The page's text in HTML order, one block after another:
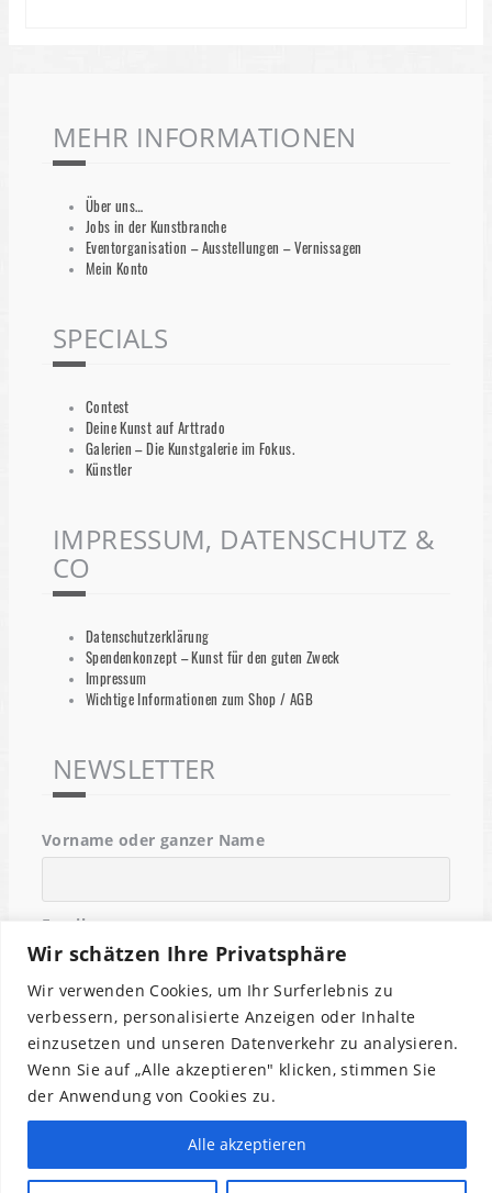
Wir schätzen Ihre Privatsphäre
Wir verwenden Cookies, um Ihr Surferlebnis zu
verbessern, personalisierte Anzeigen oder Inhalte
einzusetzen und unseren Datenverkehr zu analysieren.
Wenn Sie auf „Alle akzeptieren" klicken, stimmen Sie
der Anwendung von Cookies zu.
Alle akzeptieren
MEHR INFORMATIONEN
Über uns…
Jobs in der Kunstbranche
Eventorganisation – Ausstellungen – Vernissagen
Mein Konto
SPECIALS
Contest
Deine Kunst auf Arttrado
Galerien – Die Kunstgalerie im Fokus.
Künstler
IMPRESSUM, DATENSCHUTZ &
CO
Datenschutzerklärung
Spendenkonzept – Kunst für den guten Zweck
Impressum
Wichtige Informationen zum Shop / AGB
NEWSLETTER
Vorname oder ganzer Name
Email
Indem Du fortfährst, akzeptierst Du unsere
Datenschutzerklärung.